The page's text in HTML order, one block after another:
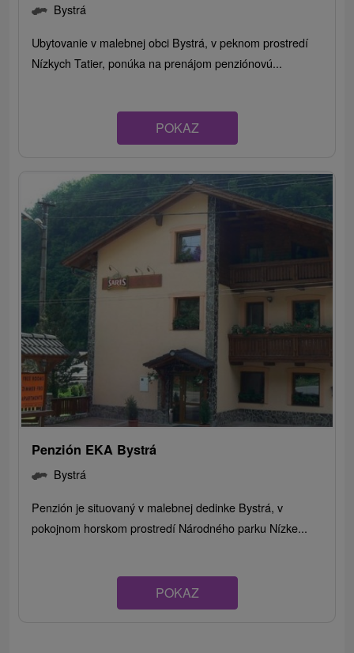
Bystrá
Ubytovanie v malebnej obci Bystrá, v peknom prostredí
Nízkych Tatier, ponúka na prenájom penziónovú...
POKAZ
Penzión EKA Bystrá
Bystrá
Penzión je situovaný v malebnej dedinke Bystrá, v
pokojnom horskom prostredí Národného parku Nízke...
POKAZ